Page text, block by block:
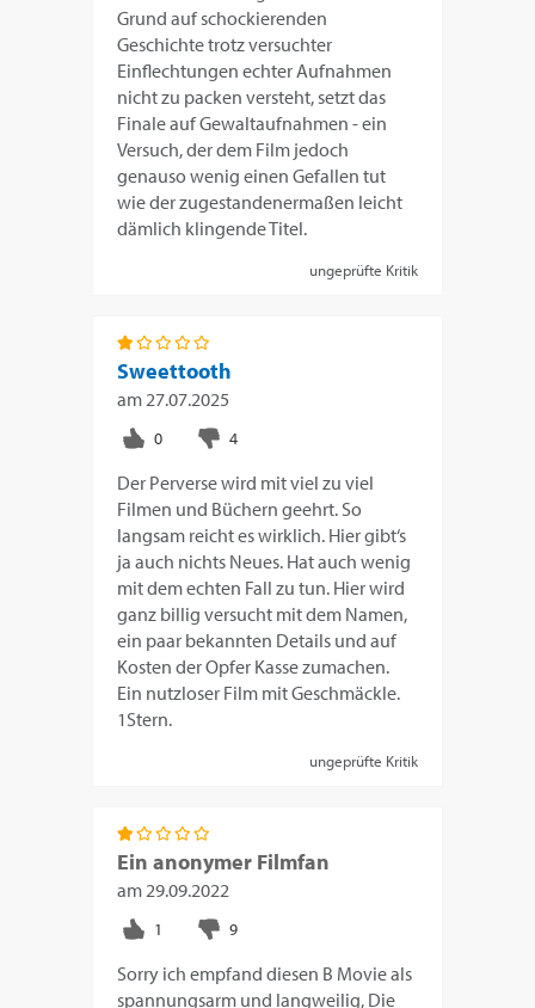
Grund auf schockierenden
Geschichte trotz versuchter
Einflechtungen echter Aufnahmen
nicht zu packen versteht, setzt das
Finale auf Gewaltaufnahmen - ein
Versuch, der dem Film jedoch
genauso wenig einen Gefallen tut
wie der zugestandenermaßen leicht
dämlich klingende Titel.
ungeprüfte Kritik
Sweettooth
am27.07.2025
Der Perverse wird mit viel zu viel
Filmen und Büchern geehrt. So
langsam reicht es wirklich. Hier gibt‘s
ja auch nichts Neues. Hat auch wenig
mit dem echten Fall zu tun. Hier wird
ganz billig versucht mit dem Namen,
ein paar bekannten Details und auf
Kosten der Opfer Kasse zumachen.
Ein nutzloser Film mit Geschmäckle.
1Stern.
ungeprüfte Kritik
Ein anonymer Filmfan
am29.09.2022
Sorry ich empfand diesen B Movie als
spannungsarm und langweilig, Die